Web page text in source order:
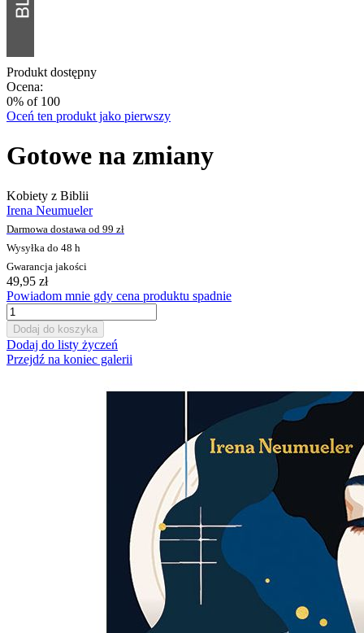
Produkt dostępny
Ocena:
0% of 100
Oceń ten produkt jako pierwszy
Gotowe na zmiany
Kobiety z Biblii
Irena Neumueler
Darmowa dostawa od 99 zł
Wysyłka do 48 h
Gwarancja jakości
49,95 zł
Powiadom mnie gdy cena produktu spadnie
Dodaj do koszyka
Dodaj do listy życzeń
Przejdź na koniec galerii